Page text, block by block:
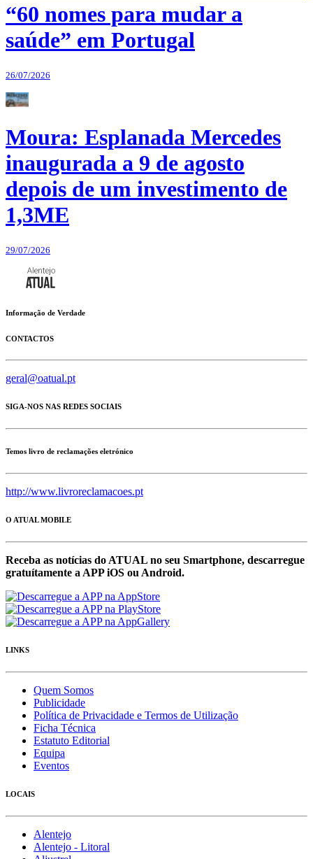
“60 nomes para mudar a
saúde” em Portugal
26/07/2026
Moura: Esplanada Mercedes
inaugurada a 9 de agosto
depois de um investimento de
1,3ME
29/07/2026
Informação de Verdade
CONTACTOS
geral@oatual.pt
SIGA-NOS NAS REDES SOCIAIS
Temos livro de reclamações eletrónico
http://www.livroreclamacoes.pt
O ATUAL MOBILE
Receba as notícias do ATUAL no seu Smartphone, descarregue
gratuítamente a APP iOS ou Android.
LINKS
Quem Somos
Publicidade
Política de Privacidade e Termos de Utilização
Ficha Técnica
Estatuto Editorial
Equipa
Eventos
LOCAIS
Alentejo
Alentejo - Litoral